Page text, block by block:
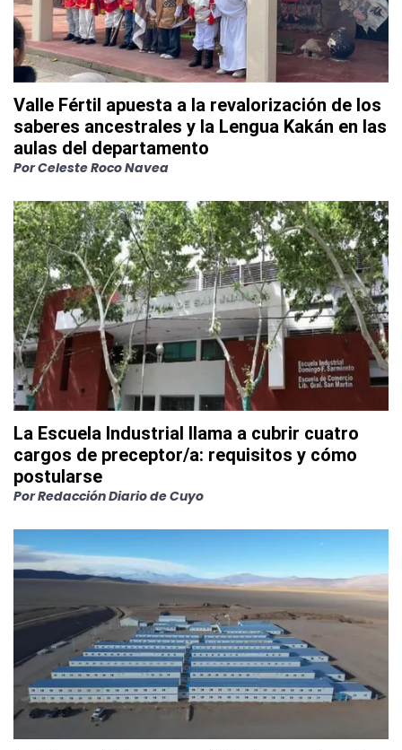
Valle Fértil apuesta a la revalorización de los
saberes ancestrales y la Lengua Kakán en las
aulas del departamento
PorCeleste Roco Navea
La Escuela Industrial llama a cubrir cuatro
cargos de preceptor/a: requisitos y cómo
postularse
PorRedacción Diario de Cuyo